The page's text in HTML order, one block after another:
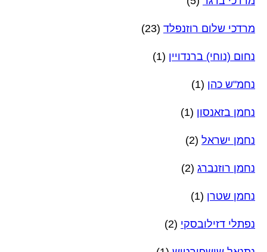
מרדכי שלום רוזנפלד (23)
נחום (נוחי) ברנדויין (1)
נחמ"ש כהן (1)
נחמן בזאנסון (1)
נחמן ישראל (2)
נחמן רוזנברג (2)
נחמן שטרן (1)
נפתלי דזילובסקי (2)